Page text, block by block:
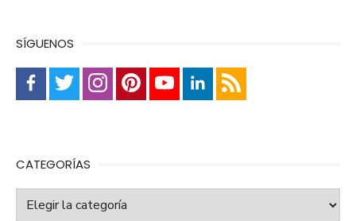
SÍGUENOS
CATEGORÍAS
Categorías